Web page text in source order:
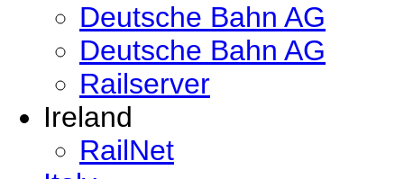
Deutsche Bahn AG
Deutsche Bahn AG
Railserver
Ireland
RailNet